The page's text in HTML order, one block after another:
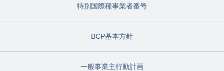
特別国際種事業者番号
BCP基本方針
一般事業主行動計画